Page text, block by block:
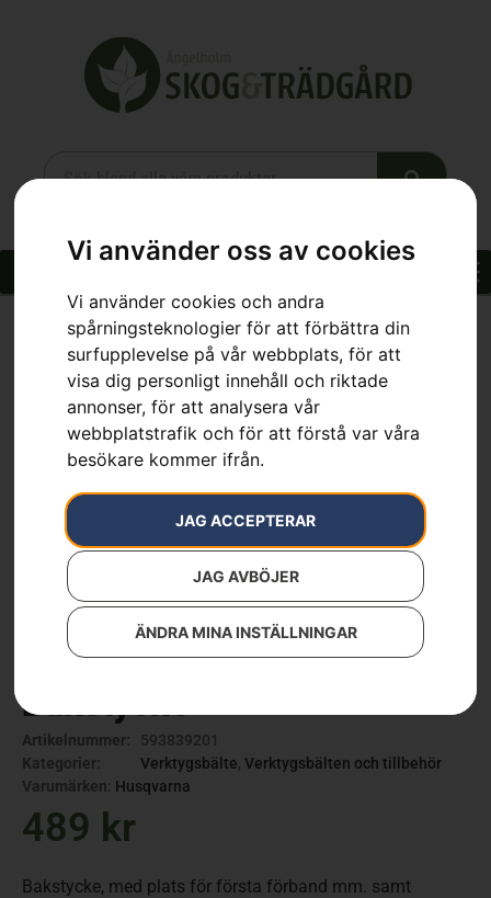
Vi använder oss av cookies
Vi använder cookies och andra
spårningsteknologier för att förbättra din
surfupplevelse på vår webbplats, för att
visa dig personligt innehåll och riktade
annonser, för att analysera vår
webbplatstrafik och för att förstå var våra
besökare kommer ifrån.
JAG ACCEPTERAR
JAG AVBÖJER
ÄNDRA MINA INSTÄLLNINGAR
»Webbutik»Bakstycke
Bakstycke
Artikelnummer:
593839201
Kategorier:
Verktygsbälte, Verktygsbälten och tillbehör
Varumärken Husqvarna
489 kr
Bakstycke, med plats för första förband mm. samt